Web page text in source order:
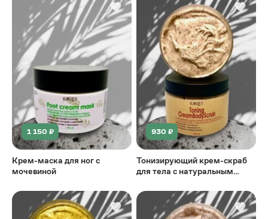
1 150 ₽
Крем-маска для ног с
мочевиной
930 ₽
Тонизирующий крем-скраб
для тела с натуральным
зеленого чая и зеленого